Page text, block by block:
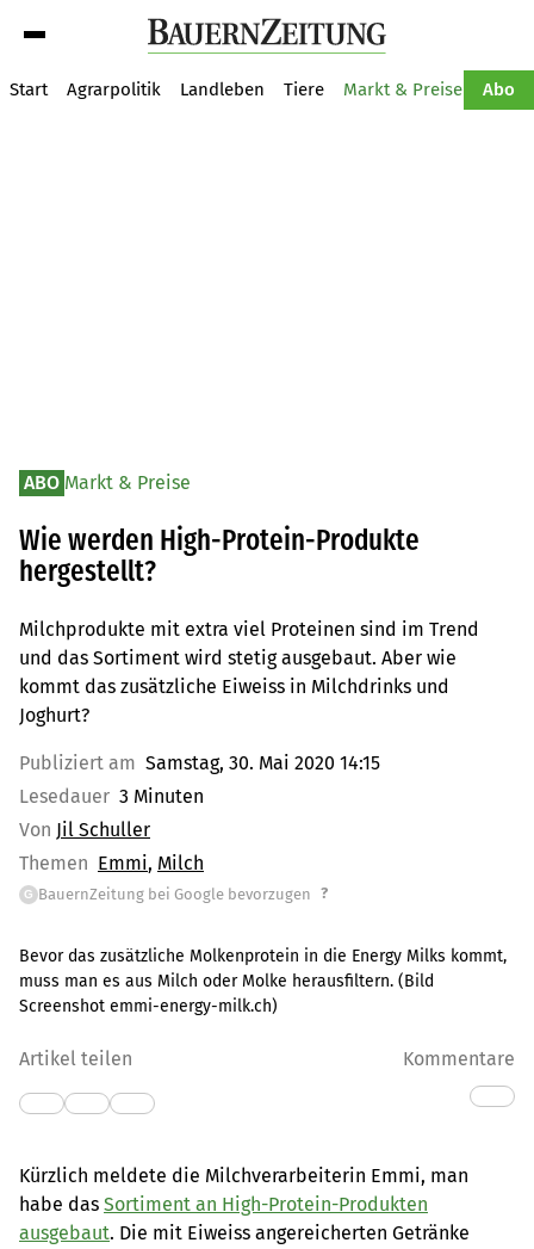
Start Agrarpolitik Landleben Tiere Markt & Preise Abo
ABO Markt & Preise
Wie werden High-Protein-Produkte
hergestellt?
Milchprodukte mit extra viel Proteinen sind im Trend
und das Sortiment wird stetig ausgebaut. Aber wie
kommt das zusätzliche Eiweiss in Milchdrinks und
Joghurt?
Publiziert am Samstag, 30. Mai 2020 14:15
Lesedauer 3 Minuten
Von Jil Schuller
Themen Emmi Milch
G BauernZeitung bei Google bevorzugen ?
Bevor das zusätzliche Molkenprotein in die Energy Milks kommt,
muss man es aus Milch oder Molke herausfiltern. (Bild
Screenshot emmi-energy-milk.ch)
Artikel teilen Kommentare
Kürzlich meldete die Milchverarbeiterin Emmi, man
habe das Sortiment an High-Protein-Produkten
ausgebaut. Die mit Eiweiss angereicherten Getränke